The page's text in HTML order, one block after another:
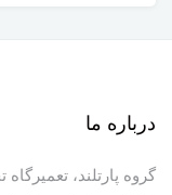
درباره ما
گروه پارتلند،